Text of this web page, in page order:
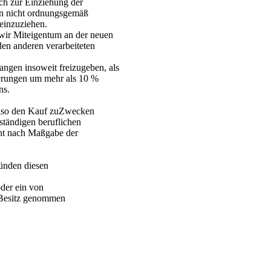
nicht ordnungsgemäß
Miteigentum an der neuen
anderen verarbeiteten
insoweit freizugeben, als
um mehr als 10 %
den Kauf zuZwecken
beruflichen
nach Maßgabe der
diesen
ein von
genommen